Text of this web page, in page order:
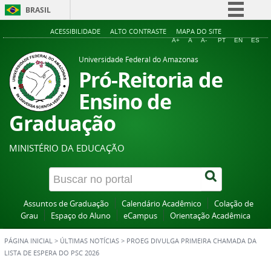
BRASIL
Simplifique!
Acesso à informação
ACESSIBILIDADE ALTO CONTRASTE MAPA DO SITE
A+ A A- PT EN ES
Universidade Federal do Amazonas
Pró-Reitoria de
Ensino de
Graduação
MINISTÉRIO DA EDUCAÇÃO
Assuntos de Graduação Calendário Acadêmico
Colação de
Grau
Espaço do Aluno eCampus Orientação Acadêmica
PÁGINA INICIAL > ÚLTIMAS NOTÍCIAS > PROEG DIVULGA PRIMEIRA CHAMADA DA
LISTA DE ESPERA DO PSC 2026